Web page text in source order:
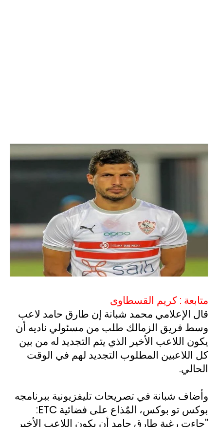
متابعة : كريم القسطاوى
قال الإعلامي محمد شبانة إن طارق حامد لاعب
وسط فريق الزمالك طلب من مسئولي ناديه أن
يكون اللاعب الأخير الذي يتم التجديد له من بين
كل اللاعبين المطلوب التجديد لهم في الوقت
الحالي.
وأضاف شبانة في تصريحات تليفزيونية ببرنامجه
بوكس تو بوكس، المٌذاع على فضائية ETC
:
"جاءت رغبة طارق حامد أن يكون اللاعب الأخير